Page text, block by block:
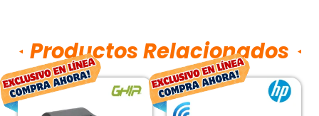
Productos Relacionados
El
precio
El
precio
El
precio
El